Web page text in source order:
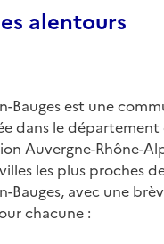
alentours
Bauges est une
dans le département
Auvergne-Rhône-
les plus proches
Bauges, avec une
chacune :